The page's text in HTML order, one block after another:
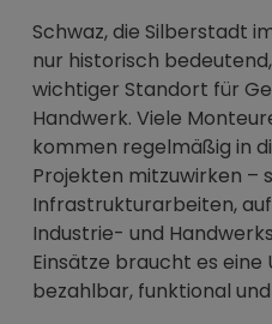
Schwaz, die Silberstadt
nur historisch
wichtiger Standort für
Handwerk. Viele
kommen regelmäßig in
Projekten mitzuwirken –
Infrastrukturarbeiten,
Industrie- und
Einsätze braucht es eine
bezahlbar, funktional